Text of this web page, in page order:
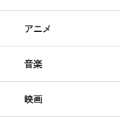
アニメ
音楽
映画